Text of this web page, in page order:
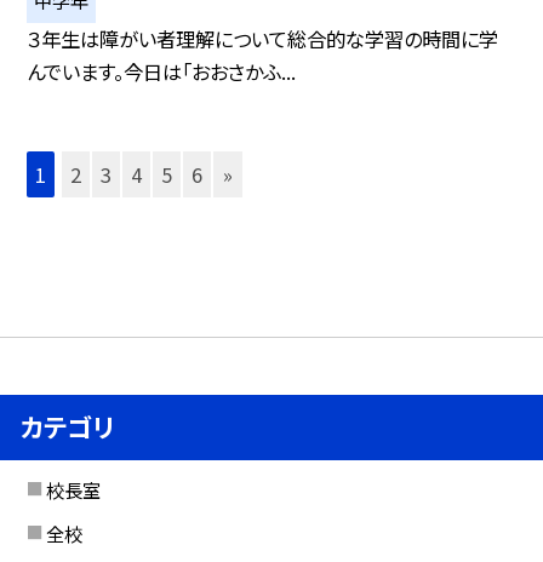
３年生は障がい者理解について総合的な学習の時間に学
んでいます。今日は「おおさかふ...
1 2 3 4 5 6 »
カテゴリ
校長室
全校